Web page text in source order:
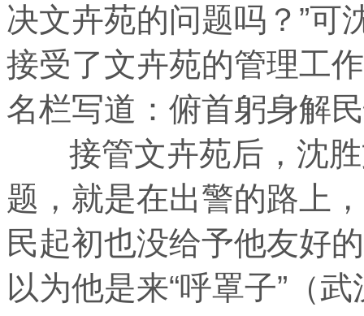
决文卉苑的问题吗？”可
接受了文卉苑的管理工
名栏写道：俯首躬身解
接管文卉苑后，沈胜
题，就是在出警的路上
民起初也没给予他友好
以为他是来“呼罩子”（